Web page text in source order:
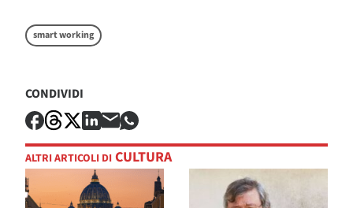
smart working
CONDIVIDI
ALTRI ARTICOLI DI CULTURA